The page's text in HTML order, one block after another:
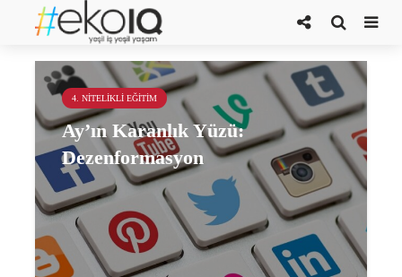
Cehennemde İki Devre
4. NITELIKLI EĞITIM
Ay’ın Karanlık Yüzü:
Dezenformasyon